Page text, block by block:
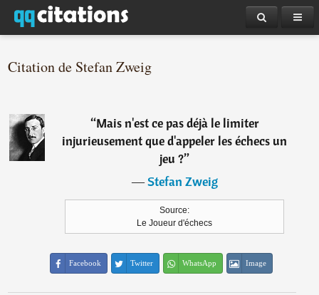
Citation de Stefan Zweig
“Mais n'est ce pas déjà le limiter
injurieusement que d'appeler les échecs un
jeu ?”
―Stefan Zweig
Source:
Le Joueur d'échecs
Facebook Twitter WhatsApp Image